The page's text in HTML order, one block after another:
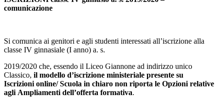
comunicazione
Si comunica ai genitori e agli studenti interessati all’iscrizione alla
classe IV ginnasiale (I anno) a. s.
2019/2020 che, essendo il Liceo Giannone ad indirizzo unico
Classico, il modello d’iscrizione ministeriale presente su
Iscrizioni online/ Scuola in chiaro non riporta le Opzioni relative
agli Ampliamenti dell’offerta formativa.